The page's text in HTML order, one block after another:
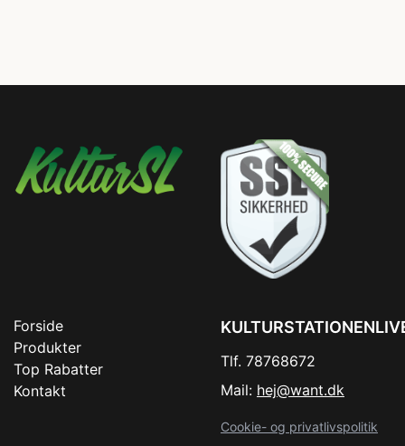
Forside
Produkter
Top Rabatter
Kontakt
Tlf. 78768672
Mail: hej@want.dk
Cookie- og privatlivspolitik